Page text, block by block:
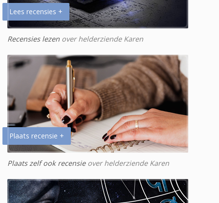
Lees recensies +
Recensies lezen over helderziende Karen
Plaats recensie +
Plaats zelf ook recensieover helderziende Karen